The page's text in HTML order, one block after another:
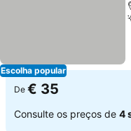
Escolha popular
De € 35
Consulte os preços de 4